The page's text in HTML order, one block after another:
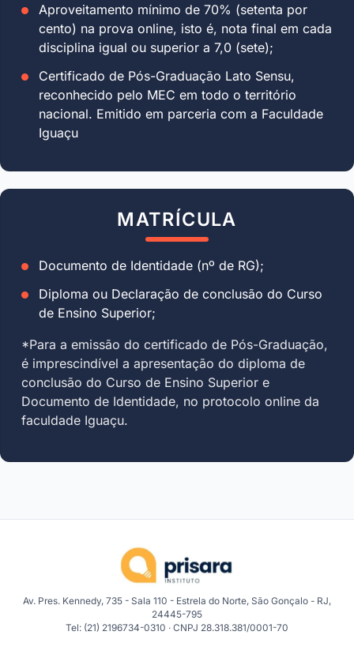
Aproveitamento mínimo de 70% (setenta por
cento) na prova online, isto é, nota final em cada
disciplina igual ou superior a 7,0 (sete);
Certificado de Pós-Graduação Lato Sensu,
reconhecido pelo MEC em todo o território
nacional. Emitido em parceria com a Faculdade
Iguaçu
MATRÍCULA
Documento de Identidade (nº de RG);
Diploma ou Declaração de conclusão do Curso
de Ensino Superior;
*Para a emissão do certificado de Pós-Graduação,
é imprescindível a apresentação do diploma de
conclusão do Curso de Ensino Superior e
Documento de Identidade, no protocolo online da
faculdade Iguaçu.
Av. Pres. Kennedy, 735 - Sala 110 - Estrela do Norte, São Gonçalo - RJ,
24445-795
Tel: (21) 2196734-0310 · CNPJ 28.318.381/0001-70